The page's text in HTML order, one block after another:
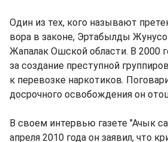
Один из тех, кого называют
вора в законе, Эртабылды
Жапалак Ошской области. В 2000
за создание преступной
к перевозке наркотиков.
досрочного освобождения он
В своем интервью газете "Ачык
апреля 2010 года он заявил, что